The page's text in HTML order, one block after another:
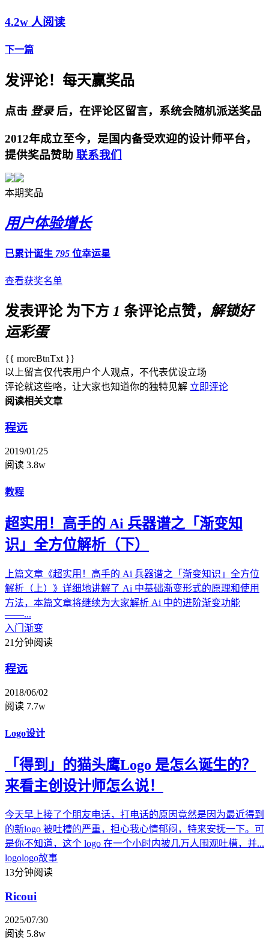
4.2w 人阅读
下一篇
发评论！每天赢奖品
点击 登录后，在评论区留言，系统会随机派送奖品
2012年成立至今，是国内备受欢迎的设计师平台，
提供奖品赞助 联系我们
本期奖品
用户体验增长
已累计诞生 795 位幸运星
查看获奖名单
发表评论 为下方 1 条评论点赞， 解锁好
运彩蛋
{{ moreBtnTxt }}
以上留言仅代表用户个人观点，不代表优设立场
评论就这些咯，让大家也知道你的独特见解 立即评论
阅读相关文章
程远
2019/01/25
阅读 3.8w
教程
超实用！高手的 Ai 兵器谱之「渐变知
识」全方位解析（下）
上篇文章《超实用！高手的 Ai 兵器谱之「渐变知识」全方位
解析（上）》详细地讲解了 Ai 中基础渐变形式的原理和使用
方法，本篇文章将继续为大家解析 Ai 中的进阶渐变功能
——...
入门 渐变
21分钟阅读
程远
2018/06/02
阅读 7.7w
Logo设计
「得到」的猫头鹰Logo 是怎么诞生的？
来看主创设计师怎么说！
今天早上接了个朋友电话，打电话的原因竟然是因为最近得到
的新logo 被吐槽的严重，担心我心情郁闷，特来安抚一下。可
是你不知道，这个 logo 在一个小时内被几万人围观吐槽，并...
logologo故事
13分钟阅读
Ricoui
2025/07/30
阅读 5.8w